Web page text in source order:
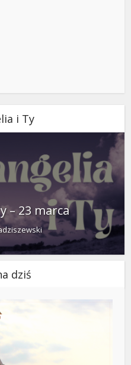
i Ty
– 23 marca
dziś